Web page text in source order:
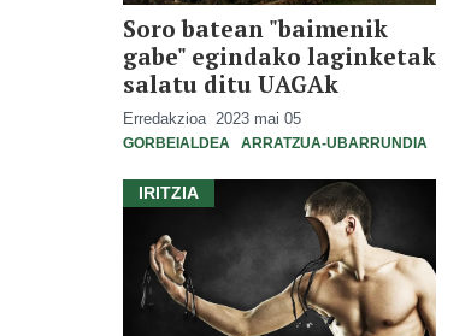
Soro batean "baimenik
gabe" egindako laginketak
salatu ditu UAGAk
Erredakzioa 2023 mai 05
GORBEIALDEA ARRATZUA-UBARRUNDIA
IRITZIA